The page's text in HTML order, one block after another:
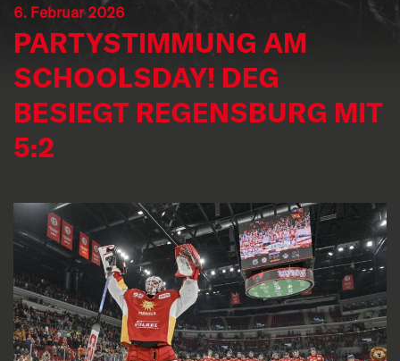
6. Februar 2026
PARTYSTIMMUNG AM
SCHOOLSDAY! DEG
BESIEGT REGENSBURG MIT
5:2